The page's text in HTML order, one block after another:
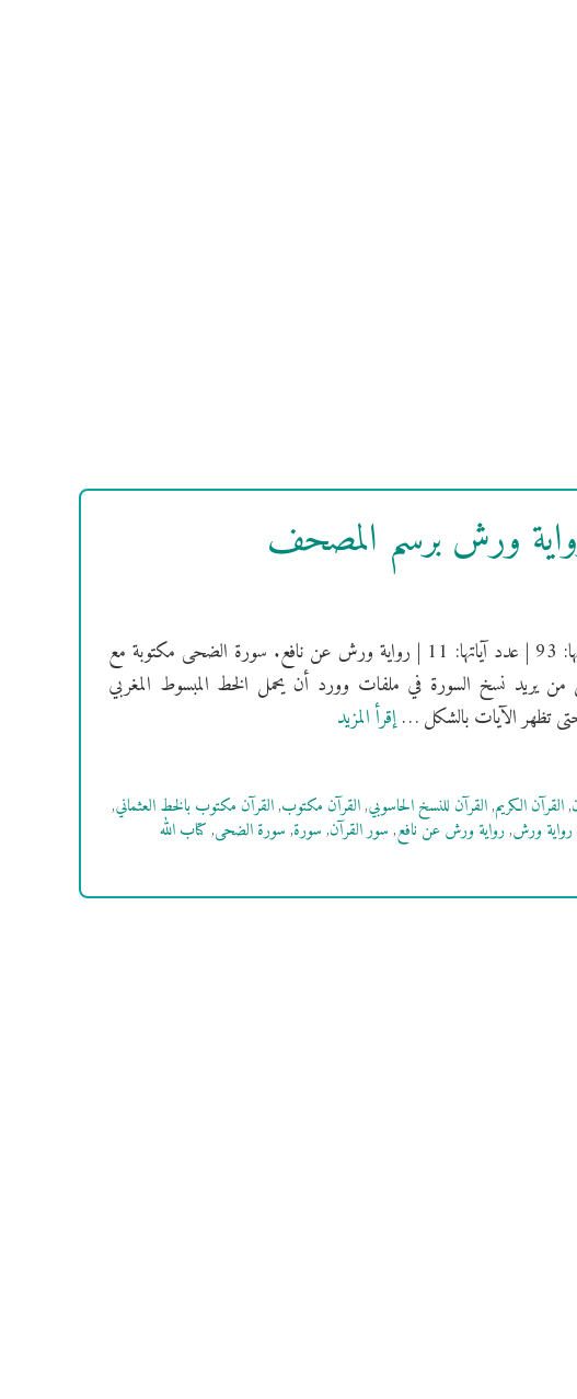
ورش برسم المصحف
[سُورَةُ الضحى] فهرس السور | سورة الضحى مكية | ترتيبها: 93 | عدد آياتها: 11 | رواية ورش عن نافع. سورة الضحى مكتوبة مع
من يريد نسخ السورة في ملفات وورد أن يحمل الخط المبسوط المغربي
إقرأ المزيد
,القرآن الكريم,القرآن للنسخ الحاسوبي,القرآن مكتوب,القرآن مكتوب بالخط العثماني,
رواية ورش,رواية ورش عن نافع,سور القرآن,سورة,سورة الضحى,كتاب الله